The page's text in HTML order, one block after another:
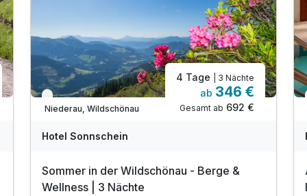
Nur noch bis September
Niederau, Wildschönau
4 Tage | 3 Nächte
ab 346 €
Gesamt ab 692 €
Hotel Sonnschein
Sommer in der Wildschönau - Berge &
Wellness | 3 Nächte